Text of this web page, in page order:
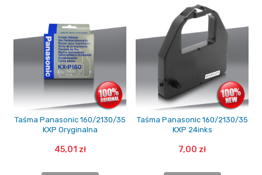
Taśma Panasonic 160/2130/35
KXP Oryginalna
45,01 zł
Taśma Panasonic 160/2130/35
KXP 24inks
7,00 zł